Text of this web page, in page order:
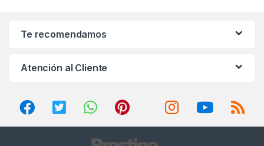
a
Te recomendamos
Atención al Cliente